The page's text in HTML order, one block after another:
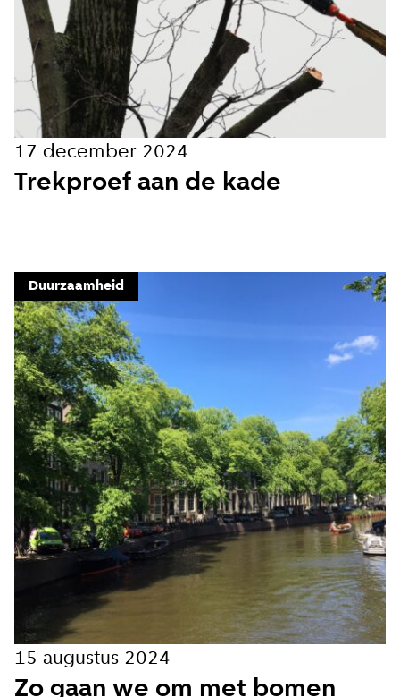
Trekproef aan de kade
17 december 2024
Duurzaamheid
Zo gaan we om met bomen
15 augustus 2024